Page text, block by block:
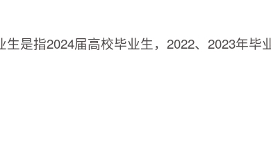
指2024届高校毕业生，2022、2023年毕